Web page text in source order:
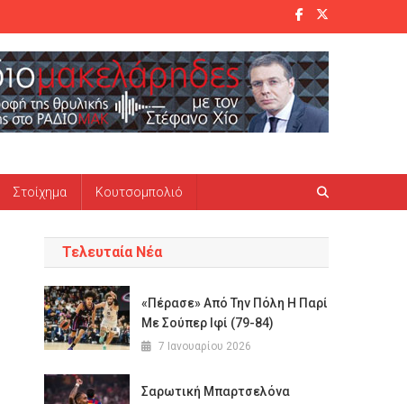
Στοίχημα Κουτσομπολιό
Τελευταία Νέα
«Πέρασε» Από Την Πόλη Η Παρί
Με Σούπερ Ιφί (79-84)
7 Ιανουαρίου 2026
Σαρωτική Μπαρτσελόνα